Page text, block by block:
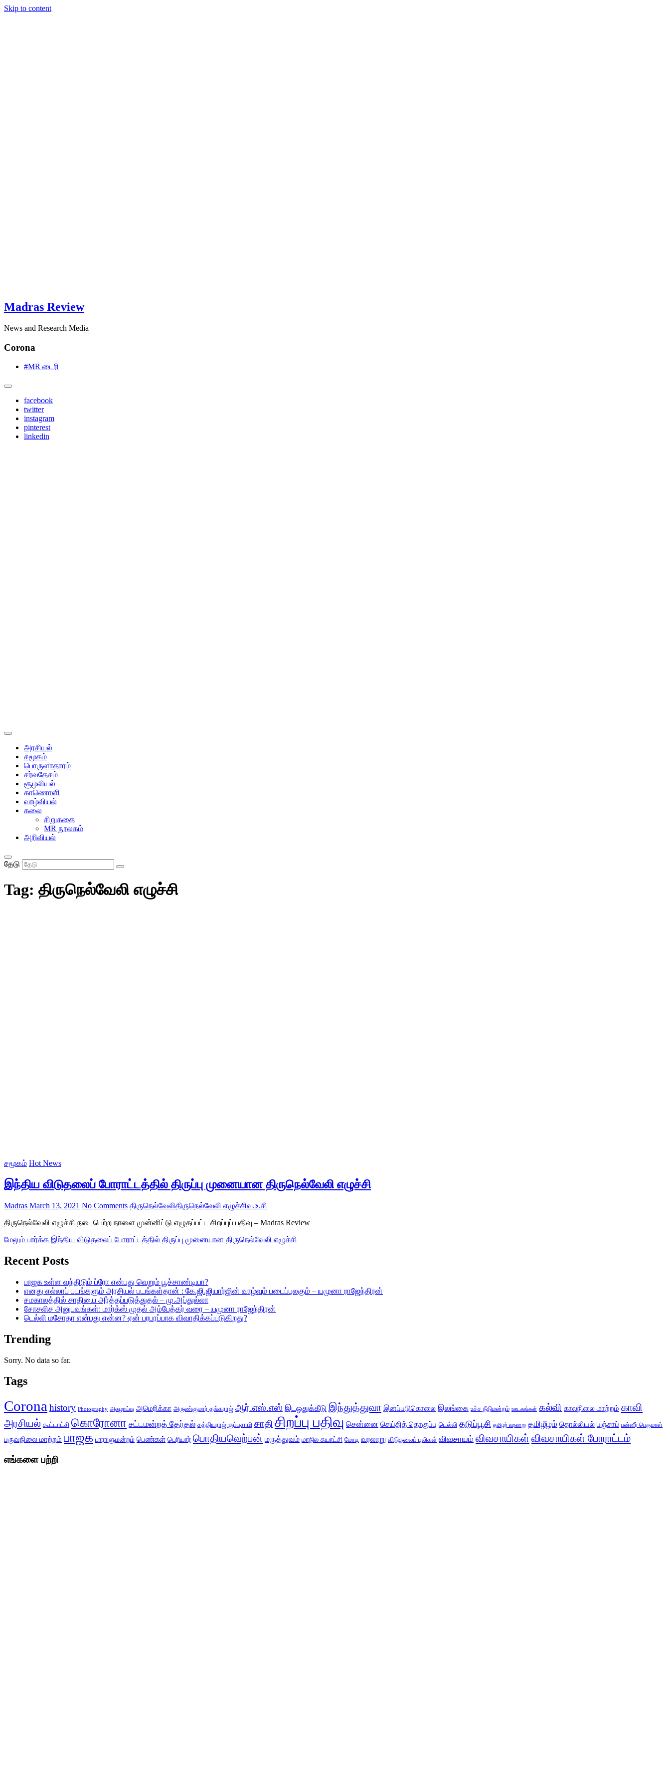
Skip to content
Madras Review
News and Research Media
Corona
#MR டைரி
facebook
twitter
instagram
pinterest
linkedin
அரசியல்
சமூகம்
பொருளாதாரம்
சர்வதேசம்
சூழலியல்
காணொளி
வாழ்வியல்
கலை
சிறுகதை
MR நூலகம்
அறிவியல்
தேடு
Tag: திருநெல்வேலி எழுச்சி
சமூகம் Hot News
இந்திய விடுதலைப் போராட்டத்தில் திருப்பு முனையான திருநெல்வேலி எழுச்சி
Madras March 13, 2021 No Comments திருநெல்வேலிதிருநெல்வேலி எழுச்சிவ.உ.சி
திருநெல்வேலி எழுச்சி நடைபெற்ற நாளை முன்னிட்டு எழுதப்பட்ட சிறப்புப் பதிவு – Madras Review
மேலும் பார்க்க இந்திய விடுதலைப் போராட்டத்தில் திருப்பு முனையான திருநெல்வேலி எழுச்சி
Recent Posts
பாஜக உள்ள வந்திடும் ப்ரோ என்பது வெறும் பூச்சாண்டியா?
எனது எல்லாப் படங்களும் அரசியல் படங்கள்தான் : கே.ஜி.ஜியார்ஜின் வாழ்வும் படைப்புலகும் – யமுனா ராஜேந்திரன்
சமகாலத்தில் சாதியை அர்த்தப்படுத்துதல் – மு.அப்துல்லா
சோசலிச அனுபவங்கள்: மார்க்ஸ் முதல் அம்பேத்கர் வரை – யமுனா ராஜேந்திரன்
டெல்லி மசோதா என்பது என்ன? ஏன் பரபரப்பாக விவாதிக்கப்படுகிறது?
Trending
Sorry. No data so far.
Tags
Corona history Photography அகழாய்வு அமெரிக்கா அருண்குமார் தங்கராஜ் ஆர்.எஸ்.எஸ் இடஒதுக்கீடு இந்துத்துவா இனப்படுகொலை இலங்கை உச்ச நீதிமன்றம் ஊடகங்கள் கல்வி காலநிலை மாற்றம் காவி
அரசியல் கூட்டாட்சி கொரோனா சட்டமன்றத் தேர்தல் சத்தியராஜ் குப்புசாமி சாதிசிறப்பு பதிவு சென்னை செய்தித் தொகுப்பு டெல்லி தடுப்பூசி தமிழர் வரலாறு தமிழீழம் தொல்லியல் பஞ்சாப் பன்னீர் பெருமாள்
பருவநிலை மாற்றம் பாஜக பாராளுமன்றம் பெண்கள் பெரியார் பொதியவெற்பன் மருத்துவம் மாநில சுயாட்சி மோடி வரலாறு விடுதலைப் புலிகள் விவசாயம் விவசாயிகள் விவசாயிகள் போராட்டம்
எங்களை பற்றி